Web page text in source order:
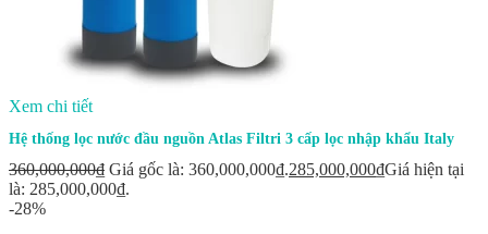
Xem chi tiết
Hệ thống lọc nước đầu nguồn Atlas Filtri 3 cấp lọc nhập khẩu Italy
360,000,000₫ Giá gốc là: 360,000,000₫.285,000,000₫Giá hiện tại
là: 285,000,000₫.
-28%